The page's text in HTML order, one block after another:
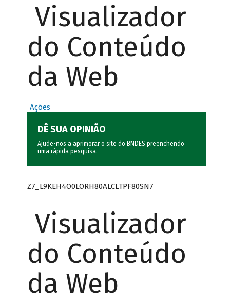
Visualizador
do Conteúdo
da Web
Ações
DÊ SUA OPINIÃO
Ajude-nos a aprimorar o site do BNDES preenchendo
uma rápida pesquisa.
Z7_L9KEH4O0LORH80ALCLTPF80SN7
Visualizador
do Conteúdo
da Web